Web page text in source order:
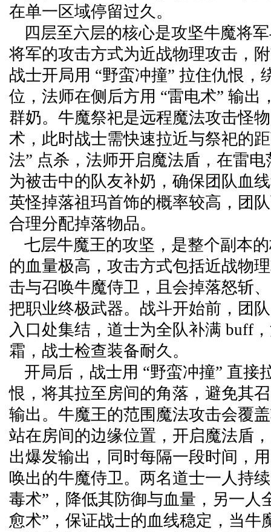
在单一区域停留过久。
四层至六层的核心是攻坚牛魔将
将军的攻击方式为近战物理攻击，
战士开局用 “野蛮冲撞” 拉住仇恨，
位，法师在侧后方用 “雷电术” 输出
群奶。牛魔祭祀是远程魔法攻击怪
术，此时战士需快速拉近与祭祀的
法” 点杀，法师开启魔法盾，在雷
为被击中的队友补奶，确保团队血
英怪掉落祖玛首饰的概率较高，团
合理分配掉落物品。
七层牛魔王的攻坚，是整个副本
的血量极高，攻击方式包括近战物
击与召唤牛魔侍卫，且会掉落怒斩
把职业终极武器。战斗开始前，团
入口处集结，道士为全队补满 buff
霜，战士检查装备耐久。
开局后，战士用 “野蛮冲撞” 直接
恨，将其拉至房间的角落，避免其
输出。牛魔王的范围魔法攻击会覆
站在房间的边缘位置，开启魔法盾
出爆发输出，同时每隔一段时间，
唤出的牛魔侍卫。两名道士一人持
毒术”，降低其防御与血量，另一人
愈术”，保证战士的血线稳定，当牛